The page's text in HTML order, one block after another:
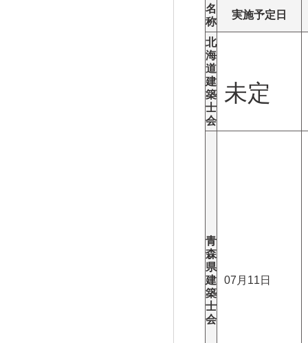
名
称
実施予定日
北
海
道
建
築
士
会
未定
青
森
県
建
築
士
会
07月11日